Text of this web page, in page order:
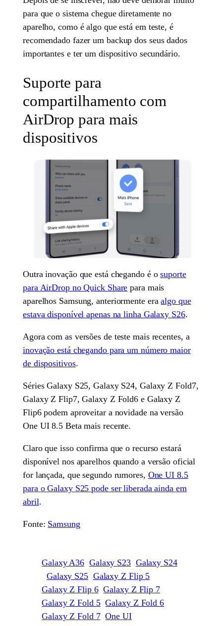
para que o sistema chegue diretamente no
aparelho, como é algo que está em teste, é
recomendado fazer um backup dos seus dados
importantes e ter um dispositivo secundário.
Suporte para
compartilhamento com
AirDrop para mais
dispositivos
Outra inovação que está chegando é osuporte
para AirDrop no Quick Share para mais
aparelhos Samsung, anteriormente eraalgo que
estava disponível apenas na linha Galaxy S26.
Agora com as versões de teste mais recentes, a
inovação está chegando para um número maior
de dispositivos.
Séries Galaxy S25, Galaxy S24, Galaxy Z Fold7,
Galaxy Z Flip7, Galaxy Z Fold6 e Galaxy Z
Flip6 podem aproveitar a novidade na versão
One UI 8.5 Beta mais recente.
Claro que isso confirma que o recurso estará
disponível nos aparelhos quando a versão oficial
for lançada, que segundo rumores, One UI 8.5
para o Galaxy S25 pode ser liberada ainda em
abril.
Fonte: Samsung
Galaxy A36 Galaxy S23 Galaxy S24
Galaxy S25 Galaxy Z Flip 5
Galaxy Z Flip 6 Galaxy Z Flip 7
Galaxy Z Fold 5 Galaxy Z Fold 6
Galaxy Z Fold 7 One UI